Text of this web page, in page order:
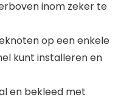
inom zeker te
op een enkele
kunt installeren en
en bekleed met